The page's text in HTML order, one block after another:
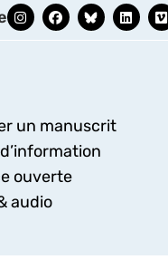
un manuscrit
ouverte
audio